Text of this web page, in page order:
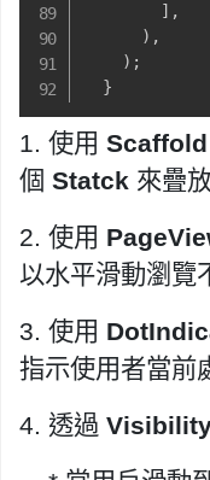
] ,
) ,
) ;
}
1. 使用 Scaffold
個 Statck 來疊
2. 使用
以水平滑動瀏覽
3. 使用
指示使用者當前
4. 透過